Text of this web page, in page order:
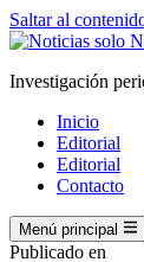
Saltar al
Investigación
Inicio
Editorial
Editorial
Contacto
Menú principal
Publicado en